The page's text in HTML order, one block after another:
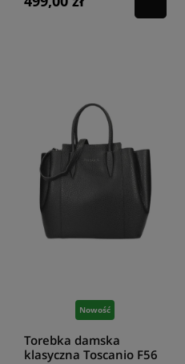
Nowość
Torebka damska
klasyczna Toscanio F56